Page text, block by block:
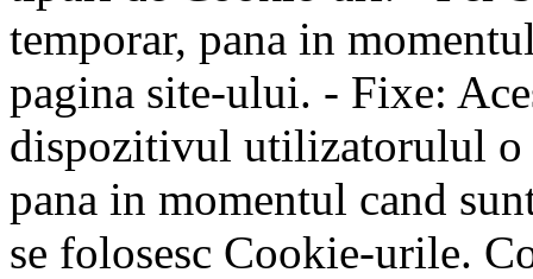
temporar, pana in
pagina site-ului. - Fixe:
dispozitivul utilizatorulul o
pana in momentul cand
se folosesc Cookie-urile.